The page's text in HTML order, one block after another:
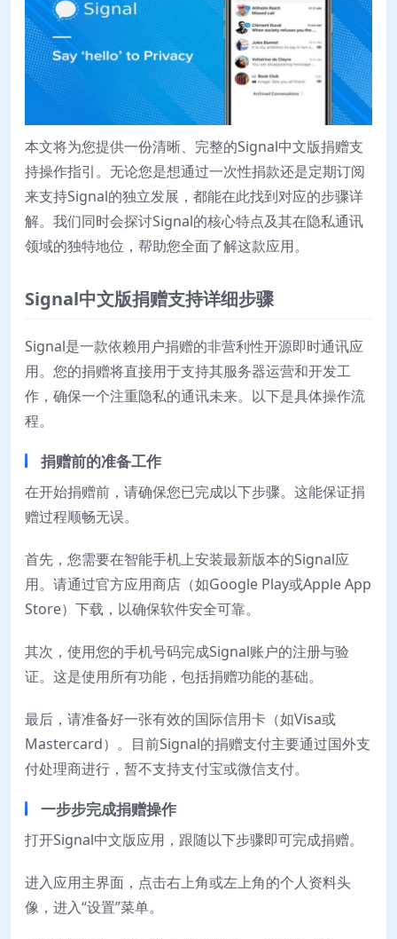
本文将为您提供一份清晰、完整的Signal中文版捐赠支
持操作指引。无论您是想通过一次性捐款还是定期订阅
来支持Signal的独立发展，都能在此找到对应的步骤详
解。我们同时会探讨Signal的核心特点及其在隐私通讯
领域的独特地位，帮助您全面了解这款应用。
Signal中文版捐赠支持详细步骤
Signal是一款依赖用户捐赠的非营利性开源即时通讯应
用。您的捐赠将直接用于支持其服务器运营和开发工
作，确保一个注重隐私的通讯未来。以下是具体操作流
程。
捐赠前的准备工作
在开始捐赠前，请确保您已完成以下步骤。这能保证捐
赠过程顺畅无误。
首先，您需要在智能手机上安装最新版本的Signal应
用。请通过官方应用商店（如Google Play或Apple App
Store）下载，以确保软件安全可靠。
其次，使用您的手机号码完成Signal账户的注册与验
证。这是使用所有功能，包括捐赠功能的基础。
最后，请准备好一张有效的国际信用卡（如Visa或
Mastercard）。目前Signal的捐赠支付主要通过国外支
付处理商进行，暂不支持支付宝或微信支付。
一步步完成捐赠操作
打开Signal中文版应用，跟随以下步骤即可完成捐赠。
进入应用主界面，点击右上角或左上角的个人资料头
像，进入“设置”菜单。